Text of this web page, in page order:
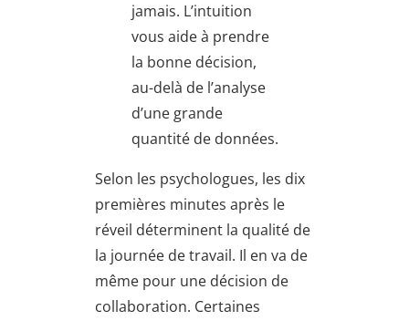
jamais. L’intuition
vous aide à prendre
la bonne décision,
au-delà de l’analyse
d’une grande
quantité de données.
Selon les psychologues, les dix
premières minutes après le
réveil déterminent la qualité de
la journée de travail. Il en va de
même pour une décision de
collaboration. Certaines